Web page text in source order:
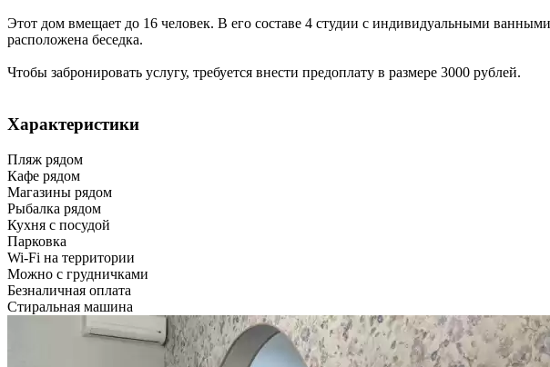
Этот дом вмещает до 16 человек. В его составе 4 студии с индивидуальными
расположена беседка.
Чтобы забронировать услугу, требуется внести предоплату в размере 3000 рублей.
Характеристики
Пляж рядом
Кафе рядом
Магазины рядом
Рыбалка рядом
Кухня с посудой
Парковка
Wi-Fi на территории
Можно с грудничками
Безналичная оплата
Стиральная машина